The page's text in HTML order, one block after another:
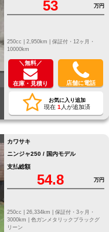
53 万円
保証付・12ヶ月・
10000km
＼無料／
在庫・見積り 店舗に電話
お気に入り追加
現在 1 人が追加済
カワサキ
ニンジャ250 / 国内モデル
支払総額
54.8 万円
250cc | 26,334km | 保証付・3ヶ月・
3000km | 色ガンメタリックブラックグ
リーン